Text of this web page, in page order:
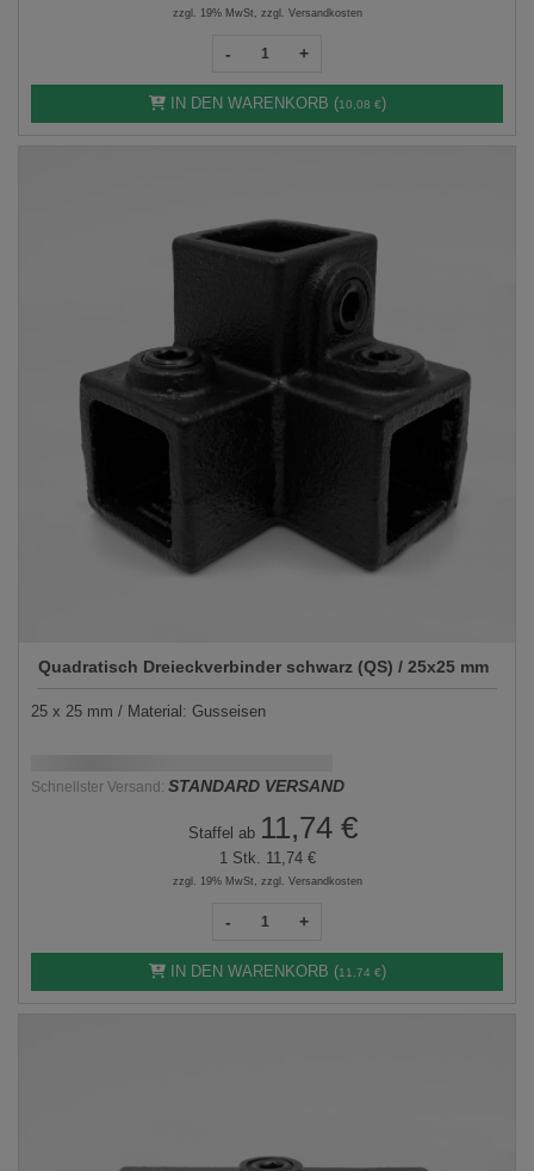
zzgl. 19% MwSt, zzgl. Versandkosten
- +
IN DEN WARENKORB (10,08 €)
Quadratisch Dreieckverbinder schwarz (QS) / 25x25 mm
25 x 25 mm / Material: Gusseisen
Schnellster Versand: STANDARD VERSAND
Staffel ab 11,74 €
1 Stk. 11,74 €
zzgl. 19% MwSt, zzgl. Versandkosten
- +
IN DEN WARENKORB (11,74 €)